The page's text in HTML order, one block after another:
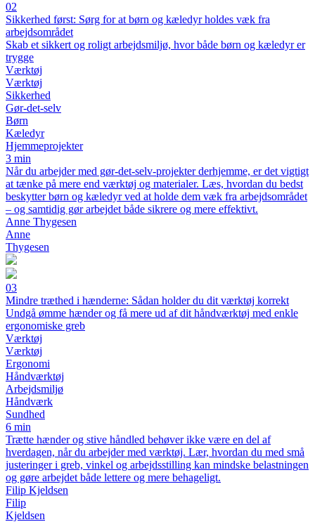
02
Sikkerhed først: Sørg for at børn og kæledyr holdes væk fra
arbejdsområdet
Skab et sikkert og roligt arbejdsmiljø, hvor både børn og kæledyr er
trygge
Værktøj
Værktøj
Sikkerhed
Gør-det-selv
Børn
Kæledyr
Hjemmeprojekter
3 min
Når du arbejder med gør-det-selv-projekter derhjemme, er det vigtigt
at tænke på mere end værktøj og materialer. Læs, hvordan du bedst
beskytter børn og kæledyr ved at holde dem væk fra arbejdsområdet
– og samtidig gør arbejdet både sikrere og mere effektivt.
Anne Thygesen
Anne
Thygesen
03
Mindre træthed i hænderne: Sådan holder du dit værktøj korrekt
Undgå ømme hænder og få mere ud af dit håndværktøj med enkle
ergonomiske greb
Værktøj
Værktøj
Ergonomi
Håndværktøj
Arbejdsmiljø
Håndværk
Sundhed
6 min
Trætte hænder og stive håndled behøver ikke være en del af
hverdagen, når du arbejder med værktøj. Lær, hvordan du med små
justeringer i greb, vinkel og arbejdsstilling kan mindske belastningen
og gøre arbejdet både lettere og mere behageligt.
Filip Kjeldsen
Filip
Kjeldsen